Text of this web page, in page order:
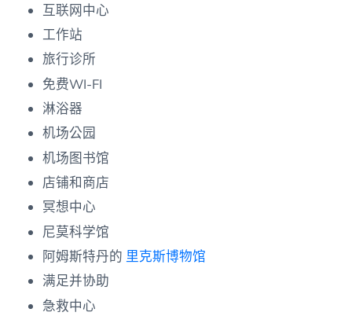
互联网中心
工作站
旅行诊所
免费WI-FI
淋浴器
机场公园
机场图书馆
店铺和商店
冥想中心
尼莫科学馆
阿姆斯特丹的里克斯博物馆
满足并协助
急救中心